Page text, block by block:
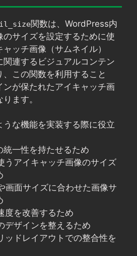
関数は、WordPress内
のサイズを設定するために使
ッチ画像（サムネイル）
関連するビジュアルコンテン
この関数を利用すること
ンが保たれたアイキャッチ画
ます。
うな機能を実装する際に役立
統一性を持たせるため
うアイキャッチ画像のサイズ
画面サイズに合わせた画像サ
度を改善するため
デザインを整えるため
ッドレイアウトでの整合性を